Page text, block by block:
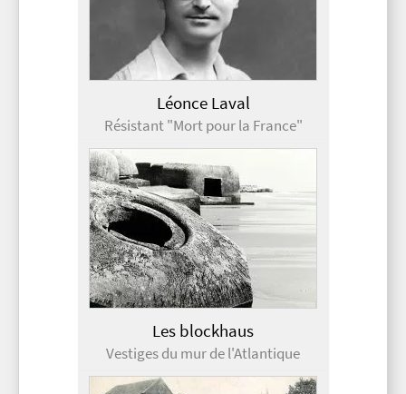
Léonce Laval
Résistant "Mort pour la France"
Les blockhaus
Vestiges du mur de l'Atlantique